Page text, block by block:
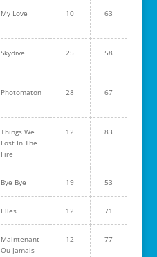
My Love 10 63
Skydive 25 58
Photomaton 28 67
Things We
Lost In The
Fire
12 83
Bye Bye 19 53
Elles 12 71
Maintenant
Ou Jamais
12 77